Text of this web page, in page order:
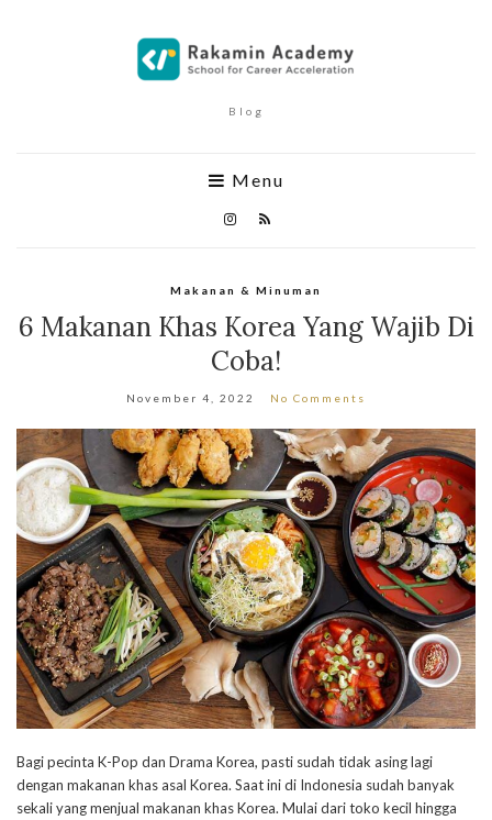
Blog
Menu
Makanan & Minuman
6 Makanan Khas Korea Yang Wajib Di
Coba!
November 4, 2022 No Comments
Bagi pecinta K-Pop dan Drama Korea, pasti sudah tidak asing lagi
dengan makanan khas asal Korea. Saat ini di Indonesia sudah banyak
sekali yang menjual makanan khas Korea. Mulai dari toko kecil hingga